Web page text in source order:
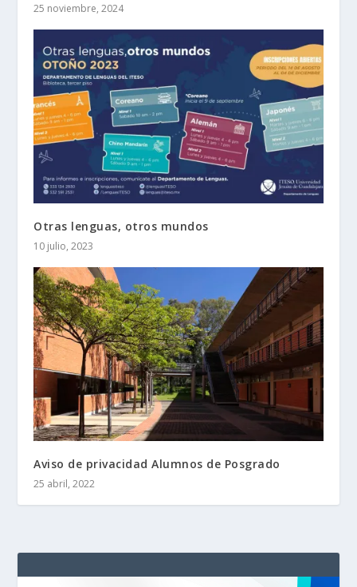
25 noviembre, 2024
Otras lenguas, otros mundos
10 julio, 2023
Aviso de privacidad Alumnos de Posgrado
25 abril, 2022